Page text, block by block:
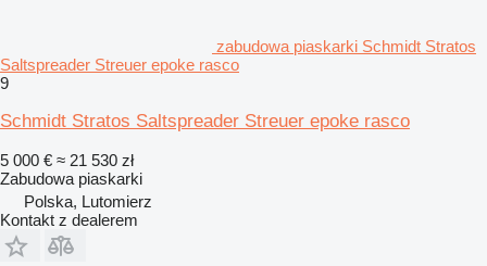
zabudowa piaskarki Schmidt Stratos
Saltspreader Streuer epoke rasco
9
Schmidt Stratos Saltspreader Streuer epoke rasco
5 000 € ≈ 21 530 zł
Zabudowa piaskarki
Polska, Lutomierz
Kontakt z dealerem